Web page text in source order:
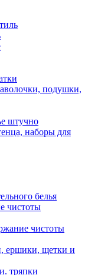
подушки,
штучно
наборы для
белья
чистоты
чистоты
ершики, щетки и
тряпки